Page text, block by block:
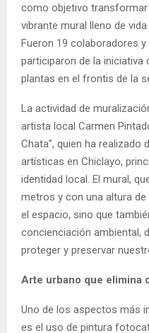
como objetivo
vibrante mural lleno de
Fueron 19 colaboradores
participaron de la iniciativa
plantas en el frontis de la
La actividad de
artista local Carmen
Chata”, quien ha realizado
artísticas en Chiclayo,
identidad local. El mural,
metros y con una altura
el espacio, sino que
concienciación ambiental,
proteger y preservar
Arte urbano que elimina
Uno de los aspectos más
es el uso de pintura